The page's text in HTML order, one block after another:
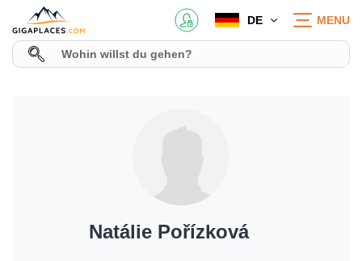
DE MENU
Natálie Pořízková